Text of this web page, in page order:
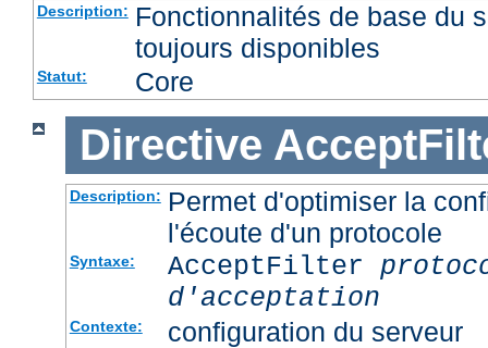
Description: Fonctionnalités de base du
toujours disponibles
Statut: Core
Directive
Description: Permet d'optimiser la
l'écoute d'un protocole
Syntaxe: AcceptFilter
d'acceptation
Contexte: configuration du serveur